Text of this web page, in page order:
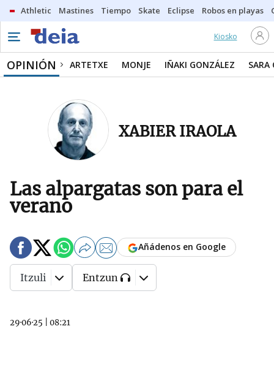
Athletic Mastines Tiempo Skate Eclipse Robos en playas
Kiosko
OPINIÓN ARTETXE MONJE IÑAKI GONZÁLEZ SARA
XABIER IRAOLA
Las alpargatas son para el
verano
29·06·25 08:21
Añádenos en Google
Itzuli Entzun